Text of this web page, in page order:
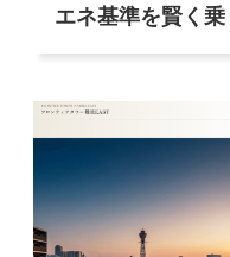
エネ基準を賢く